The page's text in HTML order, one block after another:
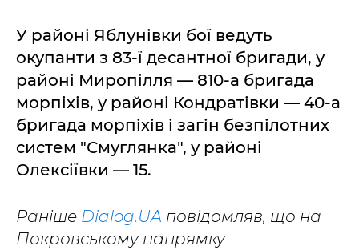
У районі Яблунівки бої ведуть
окупанти з 83-ї десантної бригади, у
районі Миропілля — 810-а бригада
морпіхів, у районі Кондратівки — 40-а
бригада морпіхів і загін безпілотних
систем "Смуглянка", у районі
Олексіївки — 15.
Раніше Dialog.UA повідомляв, що на
Покровському напрямку